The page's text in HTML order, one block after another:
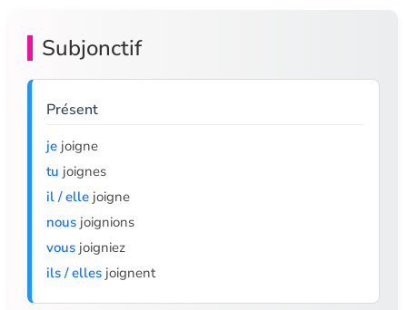
Subjonctif
Présent
je joigne
tu joignes
il / elle joigne
nous joignions
vous joigniez
ils / elles joignent